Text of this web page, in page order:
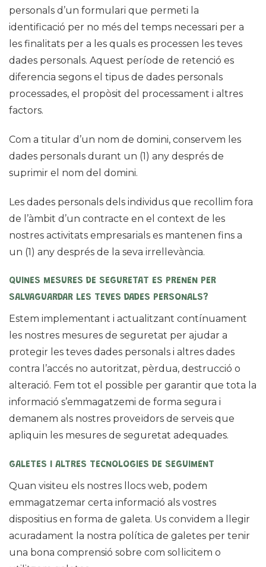
personals d’un formulari que permeti la
identificació per no més del temps necessari per a
les finalitats per a les quals es processen les teves
dades personals. Aquest període de retenció es
diferencia segons el tipus de dades personals
processades, el propòsit del processament i altres
factors.
Com a titular d’un nom de domini, conservem les
dades personals durant un (1) any després de
suprimir el nom del domini.
Les dades personals dels individus que recollim fora
de l’àmbit d’un contracte en el context de les
nostres activitats empresarials es mantenen fins a
un (1) any després de la seva irrellevància.
QUINES MESURES DE SEGURETAT ES PRENEN PER
SALVAGUARDAR LES TEVES DADES PERSONALS?
Estem implementant i actualitzant contínuament
les nostres mesures de seguretat per ajudar a
protegir les teves dades personals i altres dades
contra l’accés no autoritzat, pèrdua, destrucció o
alteració. Fem tot el possible per garantir que tota la
informació s’emmagatzemi de forma segura i
demanem als nostres proveïdors de serveis que
apliquin les mesures de seguretat adequades.
GALETES I ALTRES TECNOLOGIES DE SEGUIMENT
Quan visiteu els nostres llocs web, podem
emmagatzemar certa informació als vostres
dispositius en forma de galeta. Us convidem a llegir
acuradament la nostra política de galetes per tenir
una bona comprensió sobre com sol·licitem o